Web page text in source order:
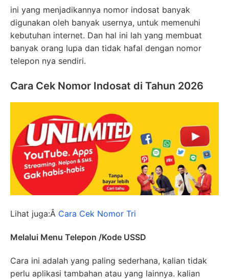
ini yang menjadikannya nomor indosat banyak
digunakan oleh banyak usernya, untuk memenuhi
kebutuhan internet. Dan hal ini lah yang membuat
banyak orang lupa dan tidak hafal dengan nomor
telepon nya sendiri.
Cara Cek Nomor Indosat di Tahun 2026
Lihat juga:Â Cara Cek Nomor Tri
Melalui Menu Telepon /Kode USSD
Cara ini adalah yang paling sederhana, kalian tidak
perlu aplikasi tambahan atau yang lainnya. kalian